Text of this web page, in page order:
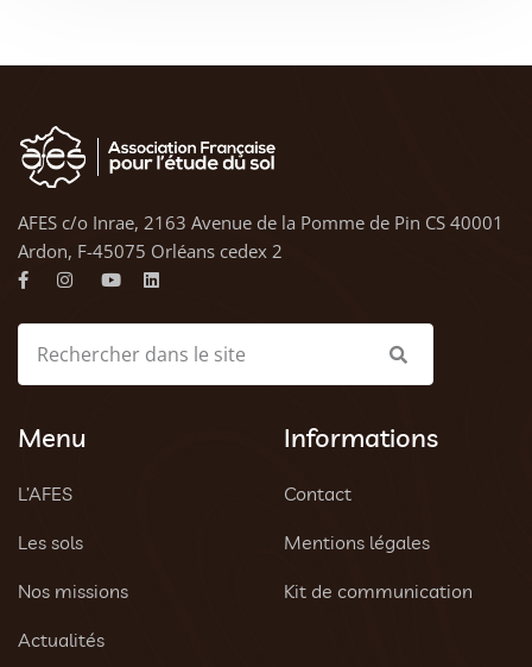
AFES c/o Inrae, 2163 Avenue de la Pomme de Pin CS 40001
Ardon, F-45075 Orléans cedex 2
Menu
L’AFES
Les sols
Nos missions
Actualités
Informations
Contact
Mentions légales
Kit de communication